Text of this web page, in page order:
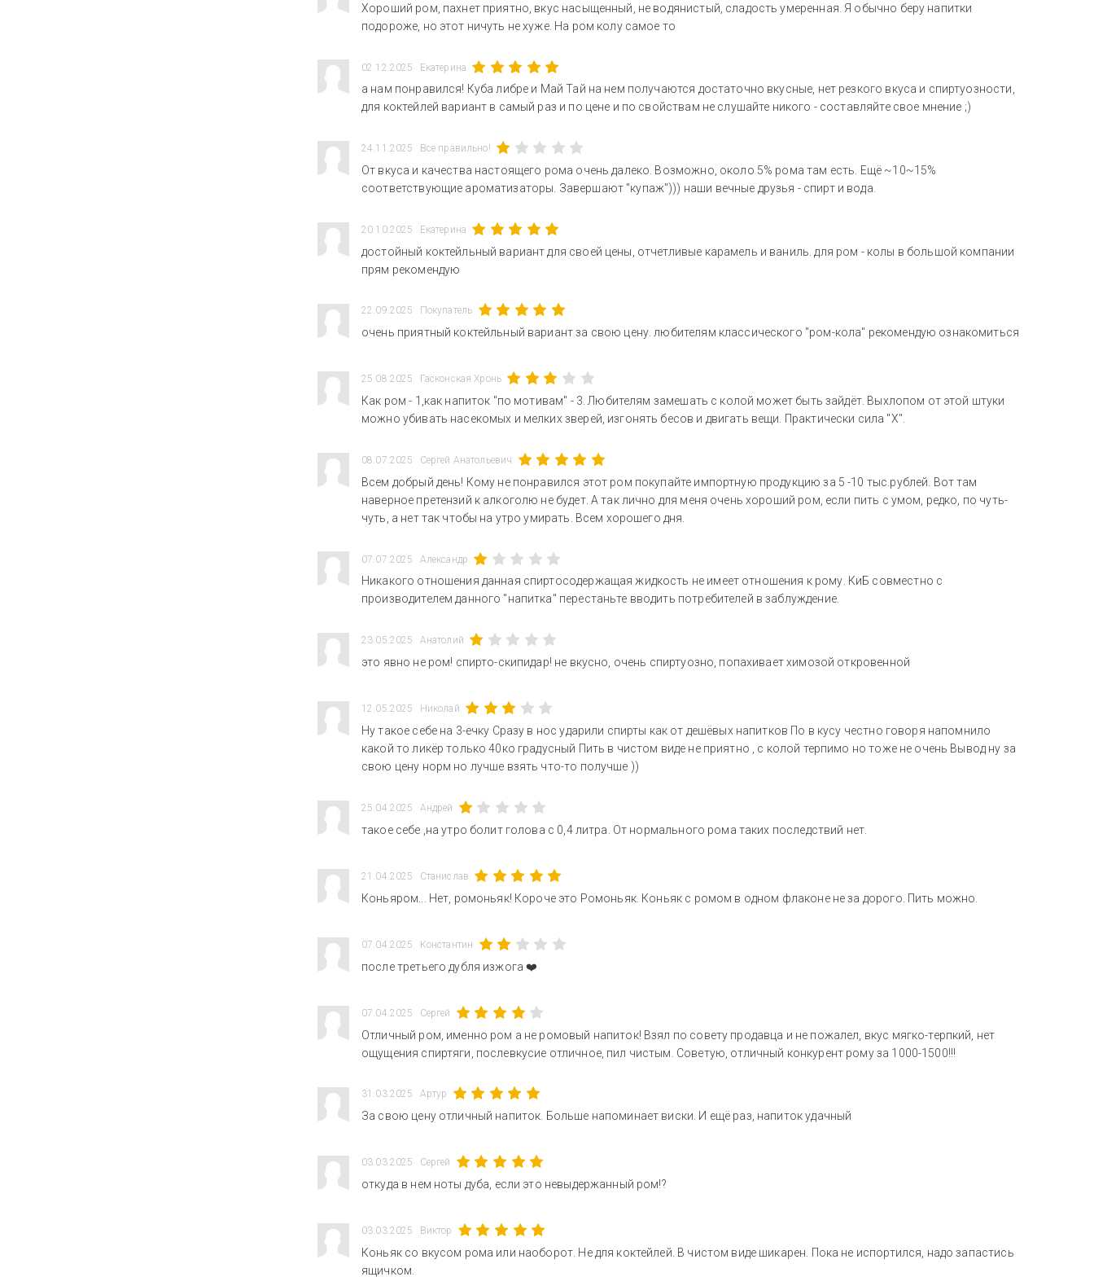
Хороший ром, пахнет приятно, вкус насыщенный, не водянистый, сладость умеренная. Я обычно беру напитки
подороже, но этот ничуть не хуже. На ром колу самое то
02.12.2025 Екатерина
а нам понравился! Куба либре и Май Тай на нем получаются достаточно вкусные, нет резкого вкуса и спиртуозности,
для коктейлей вариант в самый раз и по цене и по свойствам не слушайте никого - составляйте свое мнение ;)
24.11.2025 Все правильно!
От вкуса и качества настоящего рома очень далеко. Возможно, около 5% рома там есть. Ещё ~10~15%
соответствующие ароматизаторы. Завершают "купаж"))) наши вечные друзья - спирт и вода.
20.10.2025 Екатерина
достойный коктейльный вариант для своей цены, отчетливые карамель и ваниль. для ром - колы в большой компании
прям рекомендую
22.09.2025 Покупатель
очень приятный коктейльный вариант за свою цену. любителям классического "ром-кола" рекомендую ознакомиться
25.08.2025 Гасконская Хронь
Как ром - 1,как напиток "по мотивам" - 3. Любителям замешать с колой может быть зайдёт. Выхлопом от этой штуки
можно убивать насекомых и мелких зверей, изгонять бесов и двигать вещи. Практически сила "Х".
08.07.2025 Сергей Анатольевич
Всем добрый день! Кому не понравился этот ром покупайте импортную продукцию за 5 -10 тыс.рублей. Вот там
наверное претензий к алкоголю не будет. А так лично для меня очень хороший ром, если пить с умом, редко, по чуть-
чуть, а нет так чтобы на утро умирать. Всем хорошего дня.
07.07.2025 Александр
Никакого отношения данная спиртосодержащая жидкость не имеет отношения к рому. КиБ совместно с
производителем данного "напитка" перестаньте вводить потребителей в заблуждение.
23.05.2025 Анатолий
это явно не ром! спирто-скипидар! не вкусно, очень спиртуозно, попахивает химозой откровенной
12.05.2025 Николай
Ну такое себе на 3-ечку Сразу в нос ударили спирты как от дешёвых напитков По в кусу честно говоря напомнило
какой то ликёр только 40ко градусный Пить в чистом виде не приятно , с колой терпимо но тоже не очень Вывод ну за
свою цену норм но лучше взять что-то получше ))
25.04.2025 Андрей
такое себе ,на утро болит голова с 0,4 литра. От нормального рома таких последствий нет.
21.04.2025 Станислав
Коньяром... Нет, ромоньяк! Короче это Ромоньяк. Коньяк с ромом в одном флаконе не за дорого. Пить можно.
07.04.2025 Константин
после третьего дубля изжога ❤️‍
07.04.2025 Сергей
Отличный ром, именно ром а не ромовый напиток! Взял по совету продавца и не пожалел, вкус мягко-терпкий, нет
ощущения спиртяги, послевкусие отличное, пил чистым. Советую, отличный конкурент рому за 1000-1500!!!
31.03.2025 Артур
За свою цену отличный напиток. Больше напоминает виски. И ещё раз, напиток удачный
03.03.2025 Сергей
откуда в нем ноты дуба, если это невыдержанный ром!?
03.03.2025 Виктор
Коньяк со вкусом рома или наоборот. Не для коктейлей. В чистом виде шикарен. Пока не испортился, надо запастись
ящичком.